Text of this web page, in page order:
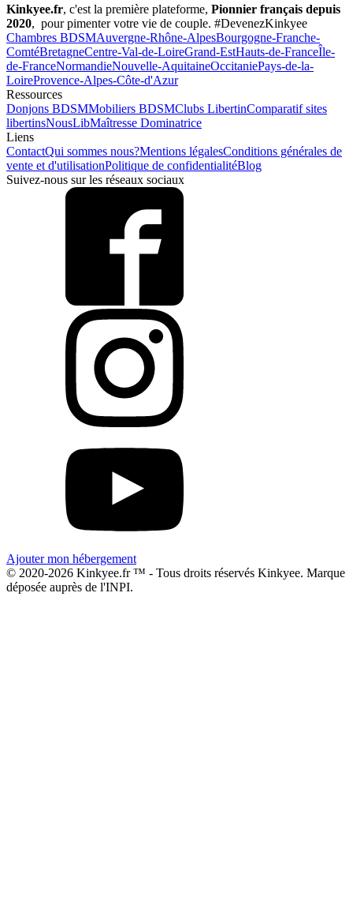
Kinkyee.fr, c'est la première plateforme, Pionnier français depuis
2020, pour pimenter votre vie de couple. #DevenezKinkyee
Chambres BDSMAuvergne-Rhône-AlpesBourgogne-Franche-
ComtéBretagneCentre-Val-de-LoireGrand-EstHauts-de-FranceÎle-
de-FranceNormandieNouvelle-AquitaineOccitaniePays-de-la-
LoireProvence-Alpes-Côte-d'Azur
Ressources
Donjons BDSMMobiliers BDSMClubs LibertinComparatif sites
libertinsNousLibMaîtresse Dominatrice
Liens
ContactQui sommes nous?Mentions légalesConditions générales de
vente et d'utilisationPolitique de confidentialitéBlog
Suivez-nous sur les réseaux sociaux
Ajouter mon hébergement
© 2020-2026 Kinkyee.fr ™ - Tous droits réservés Kinkyee. Marque
déposée auprès de l'INPI.